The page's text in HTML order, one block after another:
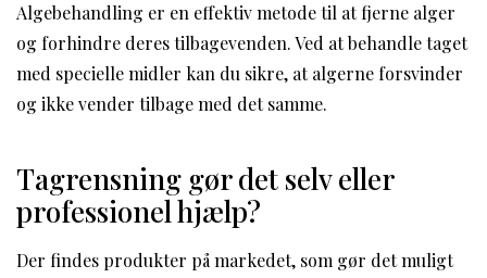
Algebehandling er en effektiv metode til at fjerne alger
og forhindre deres tilbagevenden. Ved at behandle taget
med specielle midler kan du sikre, at algerne forsvinder
og ikke vender tilbage med det samme.
Tagrensning gør det selv eller
professionel hjælp?
Der findes produkter på markedet, som gør det muligt